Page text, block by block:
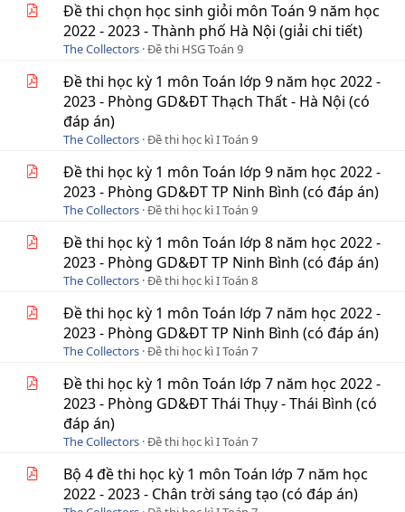
Đề thi chọn học sinh giỏi môn Toán 9 năm học
2022 - 2023 - Thành phố Hà Nội (giải chi tiết)
The Collectors Đề thi HSG Toán 9
Đề thi học kỳ 1 môn Toán lớp 9 năm học 2022 -
2023 - Phòng GD&ĐT Thạch Thất - Hà Nội (có
đáp án)
The Collectors Đề thi học kì I Toán 9
Đề thi học kỳ 1 môn Toán lớp 9 năm học 2022 -
2023 - Phòng GD&ĐT TP Ninh Bình (có đáp án)
The Collectors Đề thi học kì I Toán 9
Đề thi học kỳ 1 môn Toán lớp 8 năm học 2022 -
2023 - Phòng GD&ĐT TP Ninh Bình (có đáp án)
The Collectors Đề thi học kì I Toán 8
Đề thi học kỳ 1 môn Toán lớp 7 năm học 2022 -
2023 - Phòng GD&ĐT TP Ninh Bình (có đáp án)
The Collectors Đề thi học kì I Toán 7
Đề thi học kỳ 1 môn Toán lớp 7 năm học 2022 -
2023 - Phòng GD&ĐT Thái Thụy - Thái Bình (có
đáp án)
The Collectors Đề thi học kì I Toán 7
Bộ 4 đề thi học kỳ 1 môn Toán lớp 7 năm học
2022 - 2023 - Chân trời sáng tạo (có đáp án)